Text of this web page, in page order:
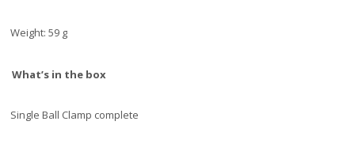
Weight: 59 g
What’s in the box
Single Ball Clamp complete